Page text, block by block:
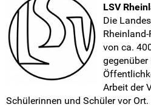
LSV
Die
von ca.
Arbeit der
Schülerinnen und Schüler vor Ort.